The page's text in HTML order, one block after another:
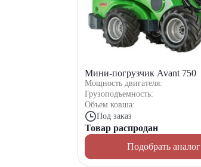
Мини-погрузчик Avant 750
Мощность двигателя:
Грузоподъемность:
Объем ковша:
Под заказ
Товар распродан
Подобрать аналог